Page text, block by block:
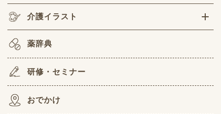
介護イラスト
薬辞典
研修・セミナー
おでかけ